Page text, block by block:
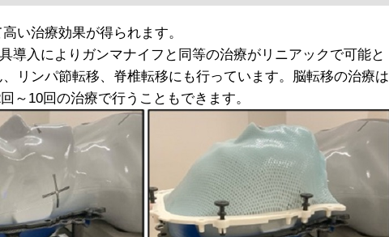
い治療効果が得られます。
入によりガンマナイフと同等の治療がリニアックで可能と
リンパ節転移、脊椎転移にも行っています。脳転移の治療は
～10回の治療で行うこともできます。